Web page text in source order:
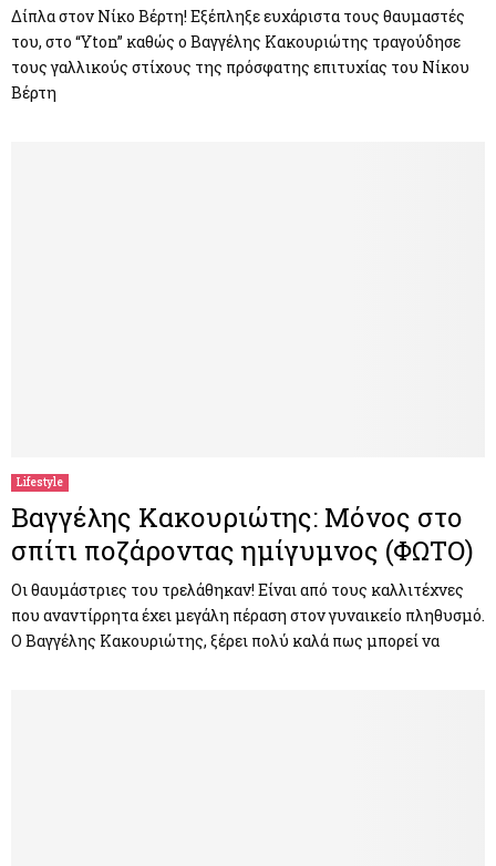
Δίπλα στον Νίκο Βέρτη! Εξέπληξε ευχάριστα τους θαυμαστές
του, στο “Yton” καθώς ο Βαγγέλης Κακουριώτης τραγούδησε
τους γαλλικούς στίχους της πρόσφατης επιτυχίας του Νίκου
Βέρτη
Lifestyle
Βαγγέλης Κακουριώτης: Μόνος στο
σπίτι ποζάροντας ημίγυμνος (ΦΩΤΟ)
Οι θαυμάστριες του τρελάθηκαν! Είναι από τους καλλιτέχνες
που αναντίρρητα έχει μεγάλη πέραση στον γυναικείο πληθυσμό.
Ο Βαγγέλης Κακουριώτης, ξέρει πολύ καλά πως μπορεί να